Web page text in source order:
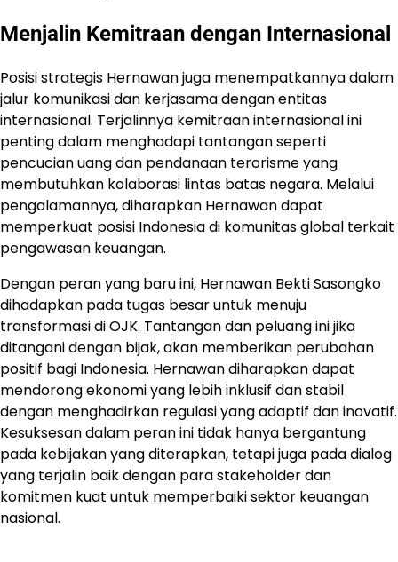
Menjalin Kemitraan dengan Internasional
Posisi strategis Hernawan juga menempatkannya dalam
jalur komunikasi dan kerjasama dengan entitas
internasional. Terjalinnya kemitraan internasional ini
penting dalam menghadapi tantangan seperti
pencucian uang dan pendanaan terorisme yang
membutuhkan kolaborasi lintas batas negara. Melalui
pengalamannya, diharapkan Hernawan dapat
memperkuat posisi Indonesia di komunitas global terkait
pengawasan keuangan.
Dengan peran yang baru ini, Hernawan Bekti Sasongko
dihadapkan pada tugas besar untuk menuju
transformasi di OJK. Tantangan dan peluang ini jika
ditangani dengan bijak, akan memberikan perubahan
positif bagi Indonesia. Hernawan diharapkan dapat
mendorong ekonomi yang lebih inklusif dan stabil
dengan menghadirkan regulasi yang adaptif dan inovatif.
Kesuksesan dalam peran ini tidak hanya bergantung
pada kebijakan yang diterapkan, tetapi juga pada dialog
yang terjalin baik dengan para stakeholder dan
komitmen kuat untuk memperbaiki sektor keuangan
nasional.